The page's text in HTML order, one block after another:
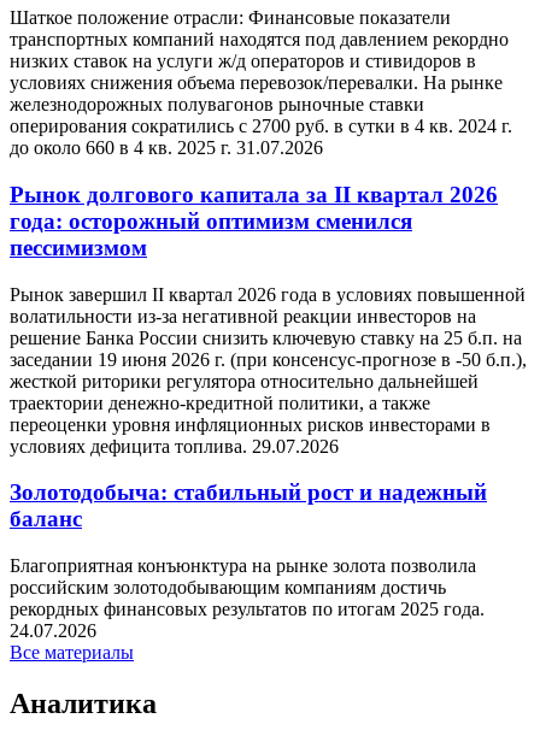
Шаткое положение отрасли: Финансовые показатели
транспортных компаний находятся под давлением рекордно
низких ставок на услуги ж/д операторов и стивидоров в
условиях снижения объема перевозок/перевалки. На рынке
железнодорожных полувагонов рыночные ставки
оперирования сократились с 2700 руб. в сутки в 4 кв. 2024 г.
до около 660 в 4 кв. 2025 г. 31.07.2026
Рынок долгового капитала за II квартал 2026
года: осторожный оптимизм сменился
пессимизмом
Рынок завершил II квартал 2026 года в условиях повышенной
волатильности из-за негативной реакции инвесторов на
решение Банка России снизить ключевую ставку на 25 б.п. на
заседании 19 июня 2026 г. (при консенсус-прогнозе в -50 б.п.),
жесткой риторики регулятора относительно дальнейшей
траектории денежно-кредитной политики, а также
переоценки уровня инфляционных рисков инвесторами в
условиях дефицита топлива. 29.07.2026
Золотодобыча: стабильный рост и надежный
баланс
Благоприятная конъюнктура на рынке золота позволила
российским золотодобывающим компаниям достичь
рекордных финансовых результатов по итогам 2025 года.
24.07.2026
Все материалы
Аналитика